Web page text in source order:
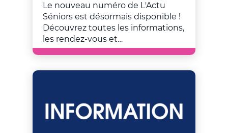
Le nouveau numéro de L'Actu
Séniors est désormais disponible !
Découvrez toutes les informations,
les rendez-vous et…